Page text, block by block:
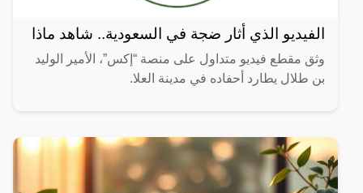
الفيديو الذي أثار ضجة في السعودية.. شاهد ماذا
وثق مقطع فيديو متداول على منصة “إكس”، الأمير الوليد
بن طلال يطارد أحفاده في مدينة العلا.